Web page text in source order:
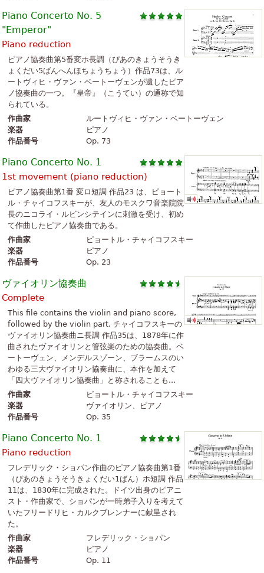
Piano Concerto No. 5
"Emperor"
Piano reduction
ピアノ協奏曲第5番変ホ長調（ぴあのきょうそうき
ょくだい5ばんへんほちょうちょう）作品73は、ル
ートヴィヒ・ヴァン・ベートーヴェンが遺したピア
ノ協奏曲の一つ。『皇帝』（こうてい）の通称で知
られている。
作曲家
ルートヴィヒ・ヴァン・ベートーヴェン
楽器
ピアノ
作品番号
Op. 73
Piano Concerto No. 1
1st movement (piano reduction)
ピアノ協奏曲第1番 変ロ短調 作品23 は、ピョート
ル・チャイコフスキーが、友人のモスクワ音楽院院
長のニコライ・ルビンシテインに刺激を受け、初め
て作曲したピアノ協奏曲である。
作曲家
ピョートル・チャイコフスキー
楽器
ピアノ
作品番号
Op. 23
ヴァイオリン協奏曲
Complete
This file contains the violin and piano score,
followed by the violin part. チャイコフスキーの
ヴァイオリン協奏曲ニ長調 作品35は、1878年に作
曲されたヴァイオリンと管弦楽のための協奏曲。ベ
ートーヴェン、メンデルスゾーン、ブラームスのい
わゆる三大ヴァイオリン協奏曲に、本作を加えて
「四大ヴァイオリン協奏曲」と称されることも...
作曲家
ピョートル・チャイコフスキー
楽器
ヴァイオリン、ピアノ
作品番号
Op. 35
Piano Concerto No. 1
Piano reduction
フレデリック・ショパン作曲のピアノ協奏曲第1番
（ぴあのきょうそうきょくだい1ばん）ホ短調 作品
11は、1830年に完成された。ドイツ出身のピアニ
スト・作曲家で、ショパンが一時弟子入りを考えて
いたフリードリヒ・カルクブレンナーに献呈され
た。
作曲家
フレデリック・ショパン
楽器
ピアノ
作品番号
Op. 11